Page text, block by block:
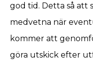
god tid. Detta så att
medvetna när
kommer att
göra utskick efter